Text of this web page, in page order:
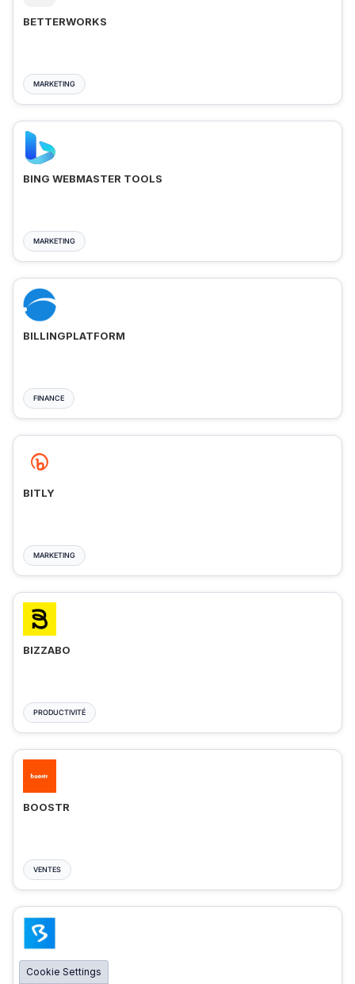
BETTERWORKS
MARKETING
BING WEBMASTER TOOLS
MARKETING
BILLINGPLATFORM
FINANCE
BITLY
MARKETING
BIZZABO
PRODUCTIVITÉ
BOOSTR
VENTES
BIGMARKER
Cookie Settings